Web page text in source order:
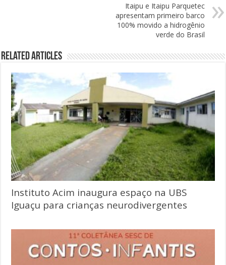
Itaipu e Itaipu Parquetec
apresentam primeiro barco
100% movido a hidrogênio
verde do Brasil
Related Articles
Instituto Acim inaugura espaço na UBS
Iguaçu para crianças neurodivergentes